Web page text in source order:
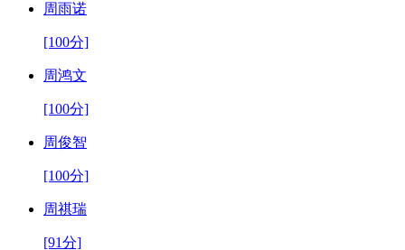
周雨诺
[100分]
周鸿文
[100分]
周俊智
[100分]
周祺瑞
[91分]